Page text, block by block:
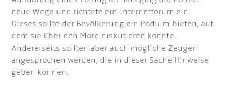
neue Wege und richtete ein Internetforum ein.
Dieses sollte der Bevölkerung ein Podium bieten, auf
dem sie über den Mord diskutieren konnte.
Andererseits sollten aber auch mögliche Zeugen
angesprochen werden, die in dieser Sache Hinweise
geben können.